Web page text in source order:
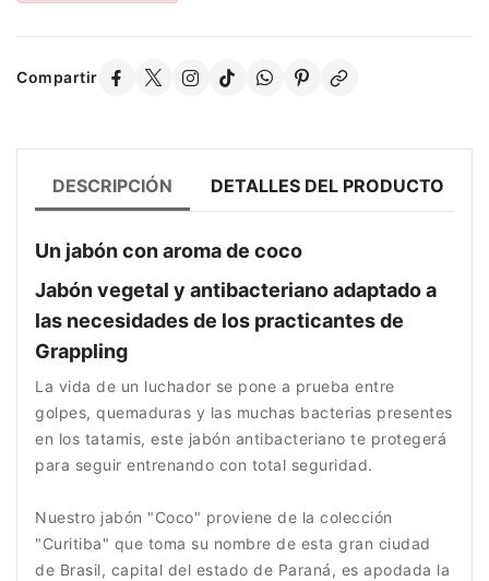
Compartir
DESCRIPCIÓN DETALLES DEL PRODUCTO
Un jabón con aroma de coco
Jabón vegetal y antibacteriano adaptado a
las necesidades de los practicantes de
Grappling
La vida de un luchador se pone a prueba entre
golpes, quemaduras y las muchas bacterias presentes
en los tatamis, este jabón antibacteriano te protegerá
para seguir entrenando con total seguridad.
Nuestro jabón "Coco" proviene de la colección
"Curitiba" que toma su nombre de esta gran ciudad
de Brasil, capital del estado de Paraná, es apodada la